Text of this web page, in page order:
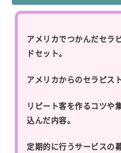
アメリカでつかんだセラ
ドセット。
アメリカからのセラピス
リピート客を作るコツや
込んだ内容。
定期的に行うサービスの募